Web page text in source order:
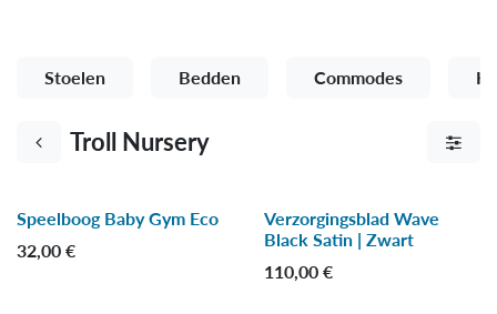
Stoelen Bedden Commodes
Troll Nursery
-25 %
Speelboog Baby Gym Eco
32,00 €
Verzorgingsblad Wave
Black Satin | Zwart
110,00€